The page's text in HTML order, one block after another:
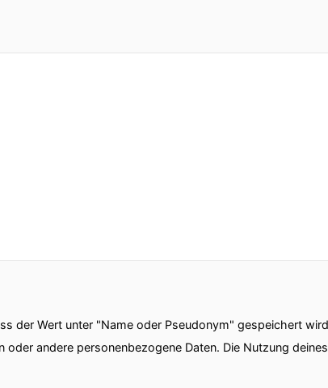
der Wert unter "Name oder Pseudonym" gespeichert
andere personenbezogene Daten. Die Nutzung